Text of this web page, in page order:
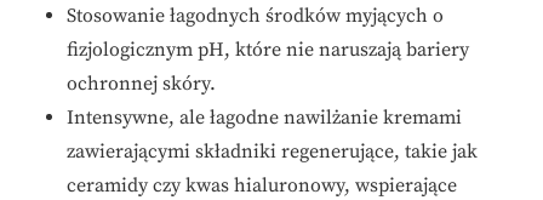
Stosowanie łagodnych środków myjących o
fizjologicznym pH, które nie naruszają bariery
ochronnej skóry.
Intensywne, ale łagodne nawilżanie kremami
zawierającymi składniki regenerujące, takie jak
ceramidy czy kwas hialuronowy, wspierające